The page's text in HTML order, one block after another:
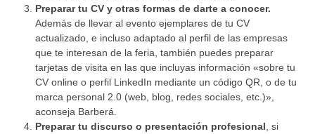
Preparar tu CV y otras formas de darte a conocer.
Además de llevar al evento ejemplares de tu CV
actualizado, e incluso adaptado al perfil de las empresas
que te interesan de la feria, también puedes preparar
tarjetas de visita en las que incluyas información «sobre tu
CV online o perfil LinkedIn mediante un código QR, o de tu
marca personal 2.0 (web, blog, redes sociales, etc.)»,
aconseja Barberá.
Preparar tu discurso o presentación profesional , si